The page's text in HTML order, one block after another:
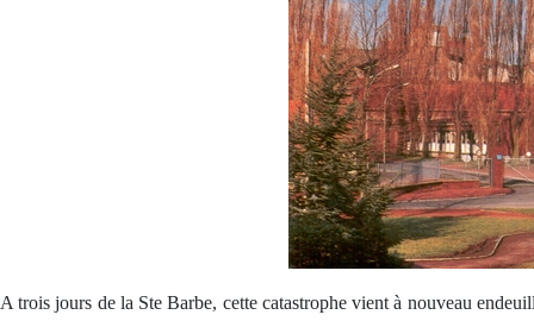
A trois jours de la Ste Barbe, cette catastrophe vient à nouveau